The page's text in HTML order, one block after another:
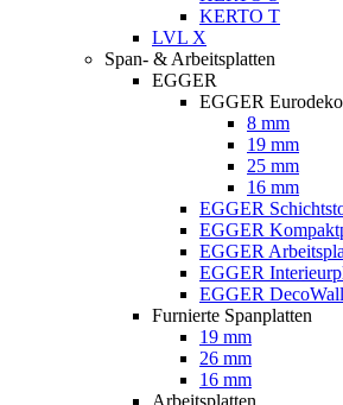
KERTO T
LVL X
Span- & Arbeitsplatten
EGGER
EGGER
8 mm
19 mm
25 mm
16 mm
EGGER
EGGER
EGGER
EGGER
EGGER DecoWall
Furnierte Spanplatten
19 mm
26 mm
16 mm
Arbeitsplatten